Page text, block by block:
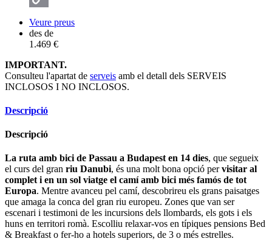
Copy
Link
Veure preus
des de
1.469 €
IMPORTANT.
Consulteu l'apartat de serveis amb el detall dels SERVEIS
INCLOSOS I NO INCLOSOS.
Descripció
Descripció
La ruta amb bici de Passau a Budapest en 14 dies, que segueix
el curs del gran riu Danubi, és una molt bona opció pervisitar al
complet i en un sol viatge el camí amb bici més famós de tot
Europa. Mentre avanceu pel camí, descobrireu els grans paisatges
que amaga la conca del gran riu europeu. Zones que van ser
escenari i testimoni de les incursions dels llombards, els gots i els
huns en territori romà. Escolliu relaxar-vos en típiques pensions Bed
& Breakfast o fer-ho a hotels superiors, de 3 o més estrelles.